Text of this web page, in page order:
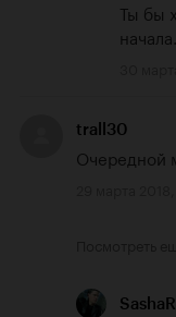
Ты бы
начала.
trall30
Очередной